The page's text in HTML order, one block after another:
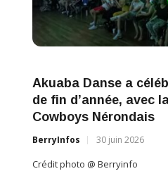
Akuaba Danse a
de fin d’année, avec
Cowboys Nérondais
BerryInfos 30 juin 2026
Crédit photo @ Berryinfo